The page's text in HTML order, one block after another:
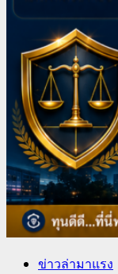
ข่าวล่ามาแรง